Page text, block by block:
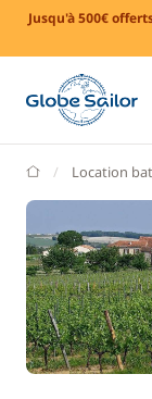
Jusqu'à 500€
GlobeSailor
Location